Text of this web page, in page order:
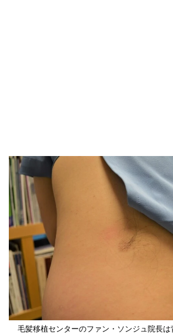
毛髪移植センターのファン・ソンジュ院長